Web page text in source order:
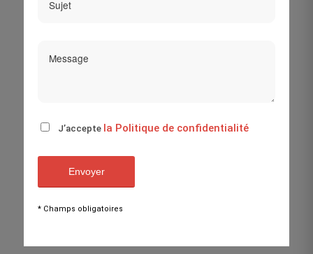
J’accepte la Politique de confidentialité
* Champs obligatoires